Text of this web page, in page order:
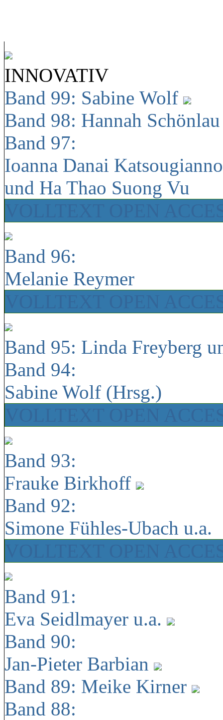
INNOVATIV
Band 99: Sabine Wolf
Band 98: Hannah
Band 97:
Ioanna Danai
und Ha Thao Suong Vu
Band 96:
Melanie Reymer
Band 95: Linda Freyberg
Band 94:
Sabine Wolf (Hrsg.)
Band 93:
Frauke Birkhoff
Band 92:
Simone Fühles-Ubach u.a.
Band 91:
Eva Seidlmayer u.a.
Band 90:
Jan-Pieter Barbian
Band 89: Meike Kirner
Band 88: